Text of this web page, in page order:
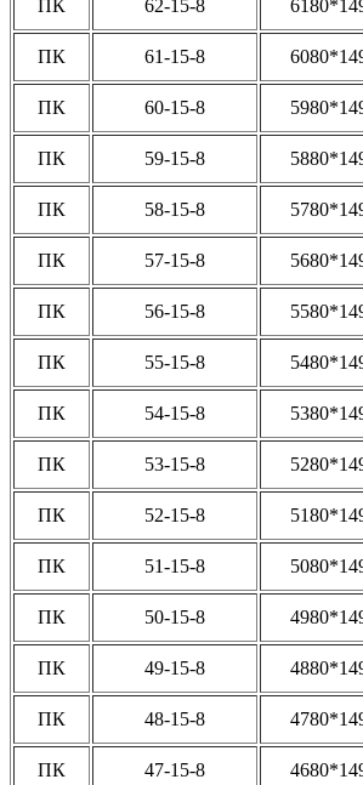
ПК 62-15-8
ПК 61-15-8
ПК 60-15-8
ПК 59-15-8
ПК 58-15-8
ПК 57-15-8
ПК 56-15-8
ПК 55-15-8
ПК 54-15-8
ПК 53-15-8
ПК 52-15-8
ПК 51-15-8
ПК 50-15-8
ПК 49-15-8
ПК 48-15-8
ПК 47-15-8